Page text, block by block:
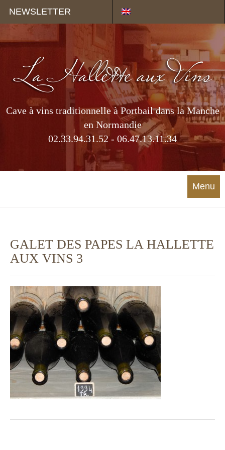
NEWSLETTER
Cave à vins traditionnelle à Portbail dans la Manche
en Normandie
02.33.94.31.52 - 06.47.13.11.34
Menu
GALET DES PAPES LA HALLETTE
AUX VINS 3
Panneau de gestion des cookies